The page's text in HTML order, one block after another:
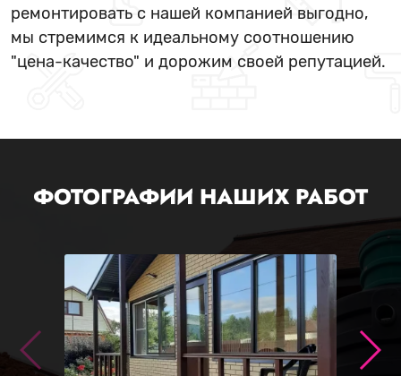
ремонтировать с нашей компанией выгодно,
мы стремимся к идеальному соотношению
"цена-качество" и дорожим своей репутацией.
ФОТОГРАФИИ НАШИХ РАБОТ